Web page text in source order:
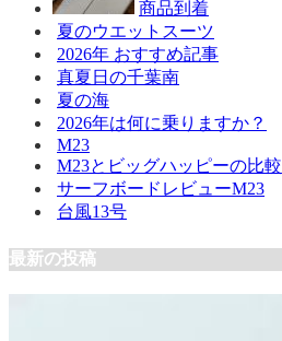
商品到着
夏のウエットスーツ
2026年 おすすめ記事
真夏日の千葉南
夏の海
2026年は何に乗りますか？
M23
M23とビッグハッピーの比較
サーフボードレビューM23
台風13号
最新の投稿